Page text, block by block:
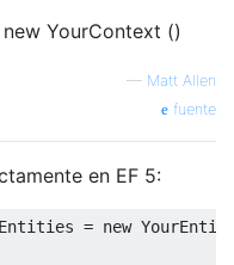
YourContext ()
— Matt Allen
fuente
en EF 5:
= new